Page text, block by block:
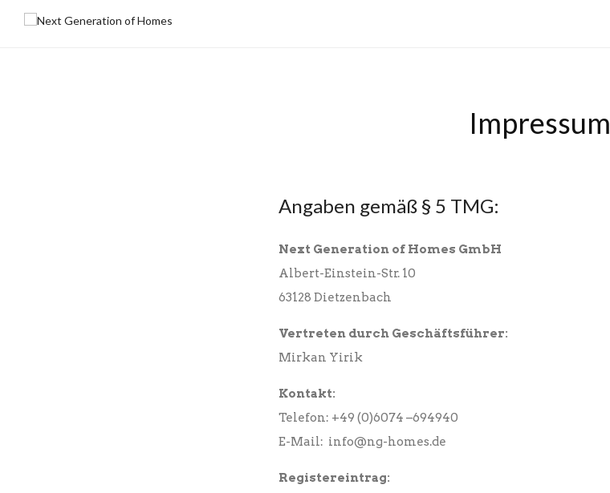
Impressum
Angaben gemäß § 5 TMG:
Next Generation of Homes GmbH
Albert-Einstein-Str. 10
63128 Dietzenbach
Vertreten durch Geschäftsführer:
Mirkan Yirik
Kontakt:
Telefon: +49 (0)6074 –694940
E-Mail: info@ng-homes.de
Registereintrag: